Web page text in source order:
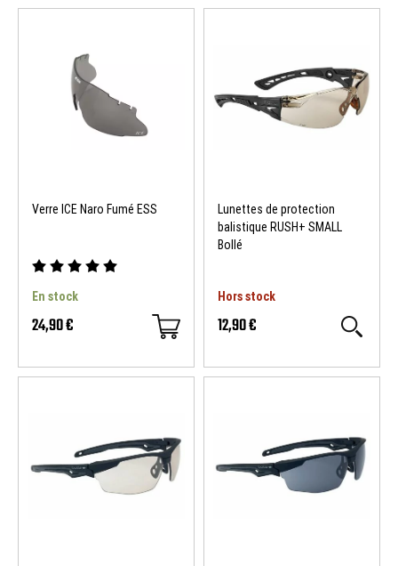
Verre ICE Naro Fumé ESS
En stock
24,90 €
Lunettes de protection
balistique RUSH+ SMALL
Bollé
Hors stock
12,90 €